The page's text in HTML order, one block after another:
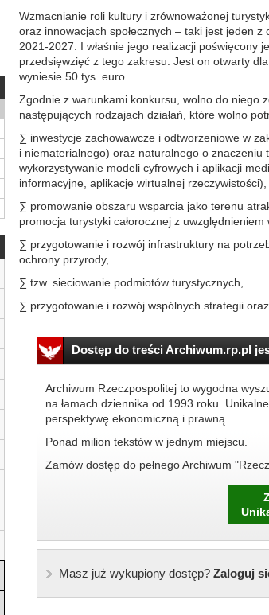
Wzmacnianie roli kultury i zrównoważonej
oraz innowacjach społecznych – taki jest jeden
2021-2027. I właśnie jego realizacji poświęcony
przedsięwzięć z tego zakresu. Jest on otwarty
wyniesie 50 tys. euro.
Zgodnie z warunkami konkursu, wolno do niego
następujących rodzajach działań, które wolno
∑ inwestycje zachowawcze i odtworzeniowe w
i niematerialnego) oraz naturalnego o
wykorzystywanie modeli cyfrowych i aplikacji
informacyjne, aplikacje wirtualnej rzeczywistości),
∑ promowanie obszaru wsparcia jako terenu
promocja turystyki całorocznej z
∑ przygotowanie i rozwój infrastruktury na
ochrony przyrody,
∑ tzw. sieciowanie podmiotów turystycznych,
∑ przygotowanie i rozwój wspólnych strategii
Dostęp do treści Archiwum.rp.pl
Archiwum Rzeczpospolitej to wygodna
na łamach dziennika od 1993 roku.
perspektywę ekonomiczną i prawną.
Ponad milion tekstów w jednym miejscu.
Zamów dostęp do pełnego Archiwum
Masz już wykupiony dostęp?Zaloguj